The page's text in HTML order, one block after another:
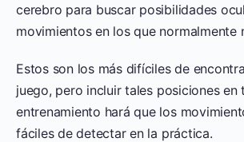
cerebro para buscar posibilidades
movimientos en los que normalmente
Estos son los más difíciles de
juego, pero incluir tales posiciones en
entrenamiento hará que los
fáciles de detectar en la práctica.